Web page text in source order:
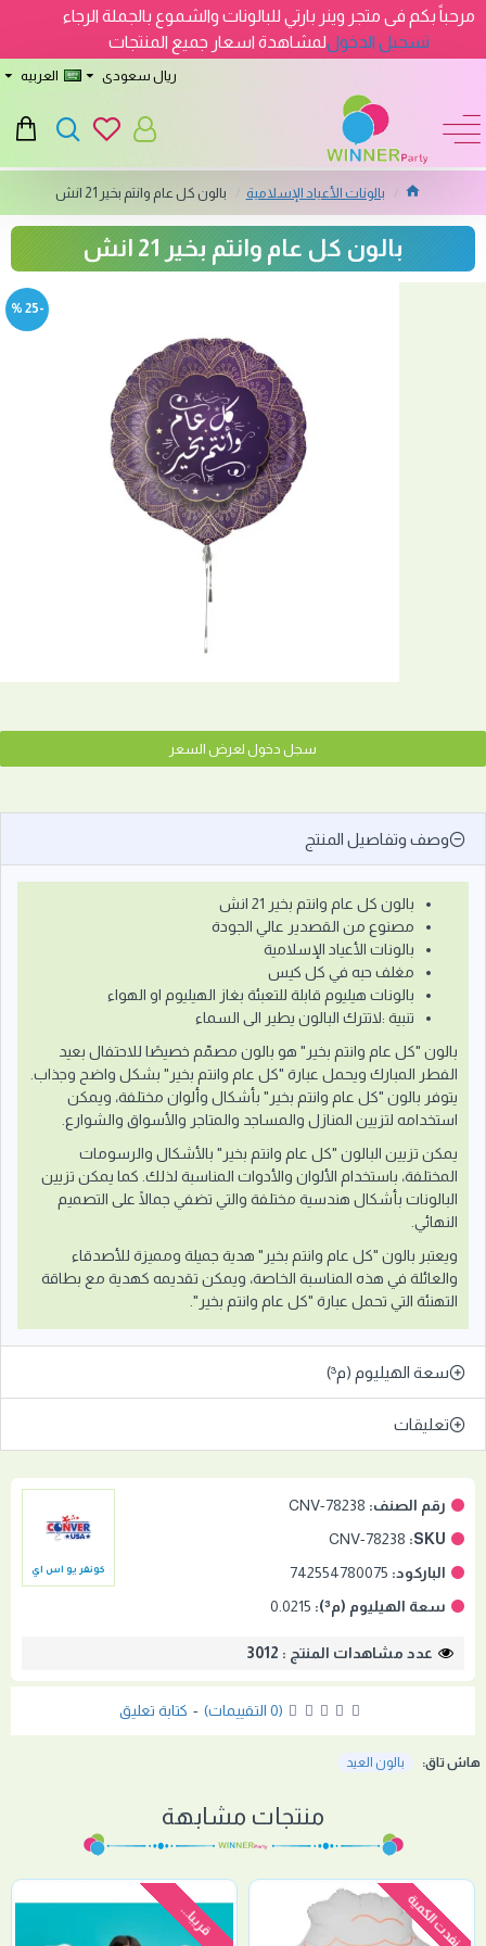
مرحباً بكم فى متجر وينر بارتي للبالونات والشموع بالجملة الرجاء
تسجيل الدخوللمشاهدة اسعار جميع المنتجات
ريال سعودى العربيه
بالونات الأعياد الإسلامية بالون كل عام وانتم بخير 21 انش
بالون كل عام وانتم بخير 21 انش
-25 %
رقم الصنف: CNV-78238
SKU:
CNV-78238
الباركود: 742554780075
سعة الهيليوم (م³):
0.0215
كونفر يو اس اي
عدد مشاهدات المنتج : 3012
(0 التقييمات) - كتابة تعليق
سجل دخول لعرض السعر
وصف وتفاصيل المنتج
بالون كل عام وانتم بخير 21 انش
مصنوع من القصدير عالي الجودة
بالونات الأعياد الإسلامية
مغلف حبه في كل كيس
بالونات هيليوم قابلة للتعبئة بغاز الهيليوم او الهواء
تنبية :لاتترك البالون يطير الى السماء
بالون "كل عام وانتم بخير" هو بالون مصمّم خصيصًا للاحتفال بعيد
الفطر المبارك ويحمل عبارة "كل عام وانتم بخير" بشكل واضح وجذاب.
يتوفر بالون "كل عام وانتم بخير" بأشكال وألوان مختلفة، ويمكن
استخدامه لتزيين المنازل والمساجد والمتاجر والأسواق والشوارع.
يمكن تزيين البالون "كل عام وانتم بخير" بالأشكال والرسومات
المختلفة، باستخدام الألوان والأدوات المناسبة لذلك. كما يمكن تزيين
البالونات بأشكال هندسية مختلفة والتي تضفي جمالًا على التصميم
النهائي.
ويعتبر بالون "كل عام وانتم بخير" هدية جميلة ومميزة للأصدقاء
والعائلة في هذه المناسبة الخاصة، ويمكن تقديمه كهدية مع بطاقة
التهنئة التي تحمل عبارة "كل عام وانتم بخير".
سعة الهيليوم (م³)
تعليقات
هاش تاق: بالون العيد
منتجات مشابهة
نفدت الكمية قريبا...